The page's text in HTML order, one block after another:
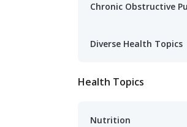
Chronic Obstructive
Diverse Health Topics
Health Topics
Nutrition